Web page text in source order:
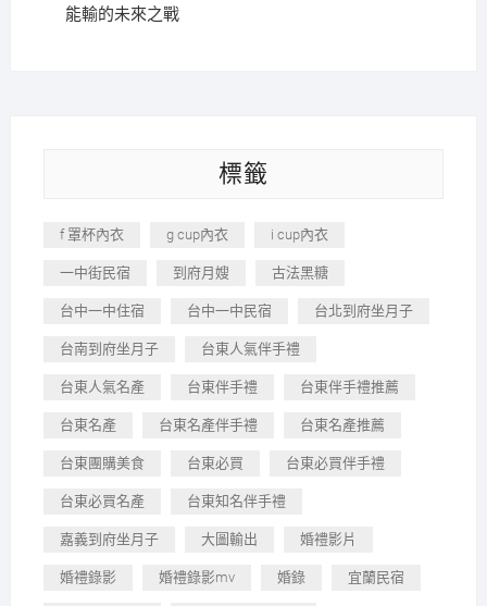
能輸的未來之戰
標籤
f 罩杯內衣 g cup內衣 i cup內衣
一中街民宿 到府月嫂 古法黑糖
台中一中住宿 台中一中民宿 台北到府坐月子
台南到府坐月子 台東人氣伴手禮
台東人氣名產 台東伴手禮 台東伴手禮推薦
台東名產 台東名產伴手禮 台東名產推薦
台東團購美食 台東必買 台東必買伴手禮
台東必買名產 台東知名伴手禮
嘉義到府坐月子 大圖輸出 婚禮影片
婚禮錄影 婚禮錄影mv 婚錄 宜蘭民宿